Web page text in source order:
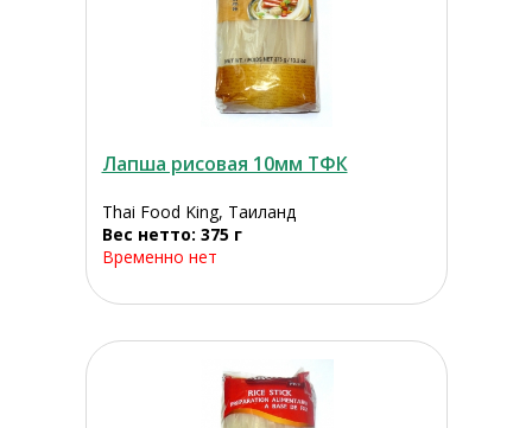
Лапша рисовая 10мм ТФК
Thai Food King, Таиланд
Вес нетто: 375 г
Временно нет